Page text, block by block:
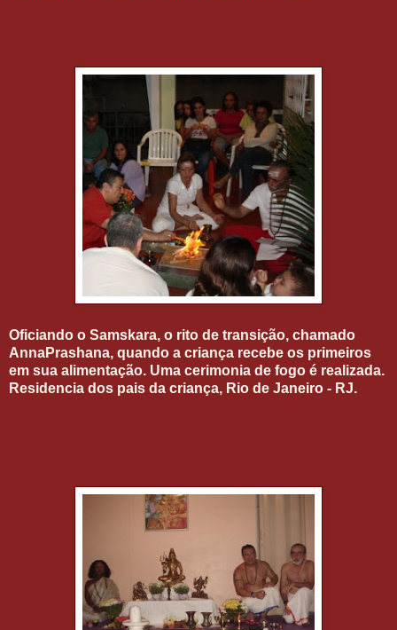
Oficiando o Samskara, o rito de transição, chamado
AnnaPrashana, quando a criança recebe os primeiros
em sua alimentação. Uma cerimonia de fogo é realizada.
Residencia dos pais da criança, Rio de Janeiro - RJ.